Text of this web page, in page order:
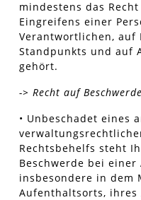
mindestens das
Eingreifens einer
Verantwortlichen, auf
Standpunkts und auf
gehört.
-> Recht auf
• Unbeschadet eines
Rechtsbehelfs steht
Beschwerde bei
insbesondere in dem
Aufenthaltsorts, ihres